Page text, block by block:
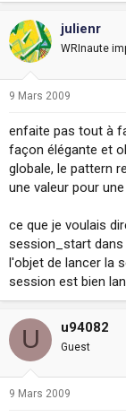
julienr
WRInaute
9 Mars 2009
enfaite pas tout à
façon élégante et
globale, le pattern
une valeur pour
ce que je voulais
session_start dans
l'objet de lancer la
session est bien
U u94082
Guest
9 Mars 2009